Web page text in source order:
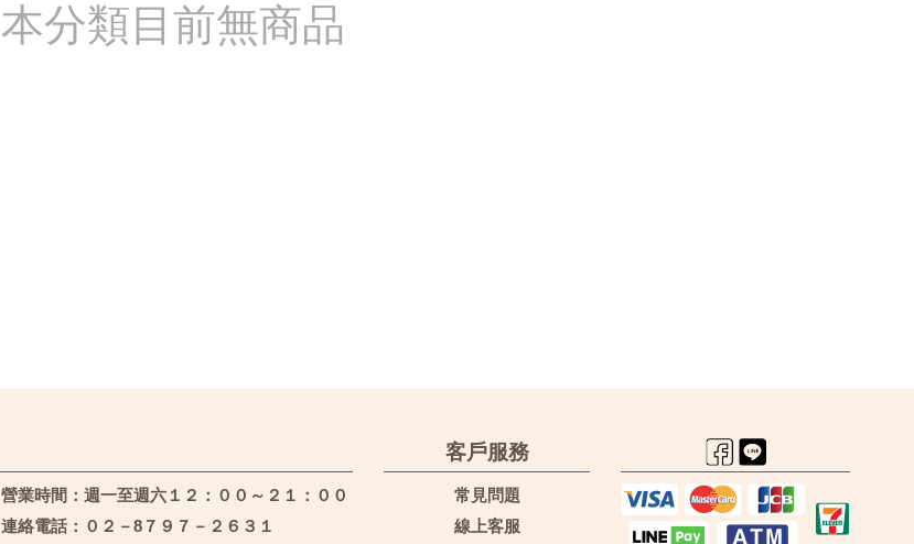
本分類目前無商品
營業時間：週一至週六１２：００～２１：００
連絡電話：０２－8７９７－２６３１
客戶服務
常見問題
線上客服